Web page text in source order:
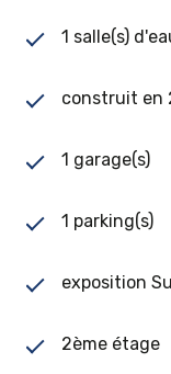
1 salle(s)
construit en
1 garage(s)
1 parking(s)
exposition
2ème étage